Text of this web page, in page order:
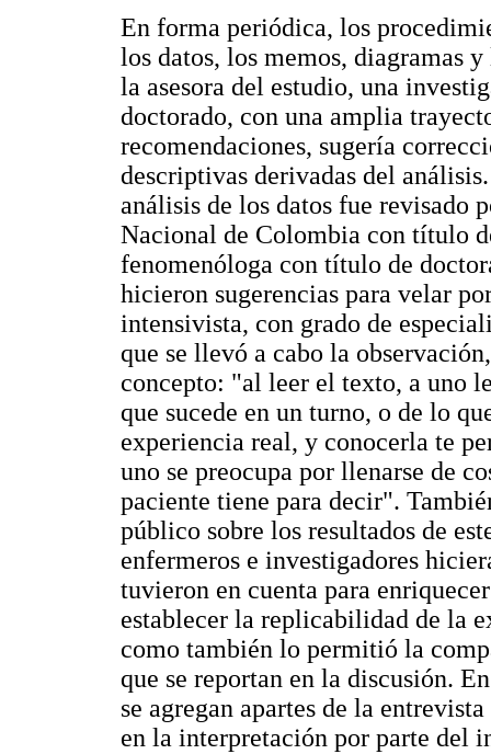
En forma periódica, los
los datos, los memos, diagramas
la asesora del estudio, una
doctorado, con una amplia
recomendaciones, sugería
descriptivas derivadas del
análisis de los datos fue revisado
Nacional de Colombia con título
fenomenóloga con título de
hicieron sugerencias para velar
intensivista, con grado de
que se llevó a cabo la
concepto: "al leer el texto, a uno
que sucede en un turno, o de lo
experiencia real, y conocerla te
uno se preocupa por llenarse de
paciente tiene para decir".
público sobre los resultados de
enfermeros e investigadores
tuvieron en cuenta para
establecer la replicabilidad de la
como también lo permitió la
que se reportan en la discusión.
se agregan apartes de la
en la interpretación por parte del